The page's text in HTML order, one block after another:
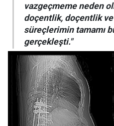
vazgeçmeme neden
doçentlik, doçentlik
süreçlerimin tamamı
gerçekleşti."